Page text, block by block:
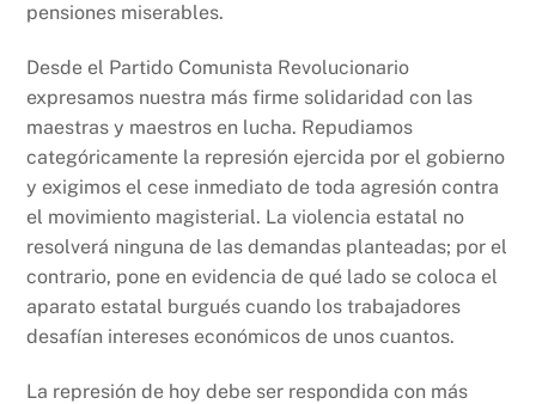
pensiones miserables.
Desde el Partido Comunista Revolucionario
expresamos nuestra más firme solidaridad con las
maestras y maestros en lucha. Repudiamos
categóricamente la represión ejercida por el gobierno
y exigimos el cese inmediato de toda agresión contra
el movimiento magisterial. La violencia estatal no
resolverá ninguna de las demandas planteadas; por el
contrario, pone en evidencia de qué lado se coloca el
aparato estatal burgués cuando los trabajadores
desafían intereses económicos de unos cuantos.
La represión de hoy debe ser respondida con más